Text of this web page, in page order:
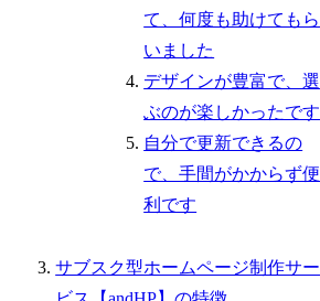
て、何度も助けてもら
いました
デザインが豊富で、選
ぶのが楽しかったです
自分で更新できるの
で、手間がかからず便
利です
サブスク型ホームページ制作サー